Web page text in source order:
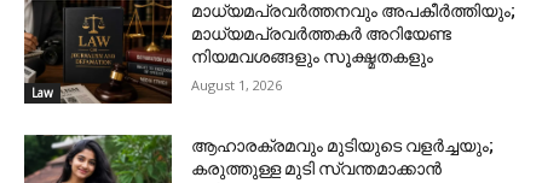
Law
മാധ്യമപ്രവർത്തനവും അപകീർത്തിയും;
മാധ്യമപ്രവർത്തകർ അറിയേണ്ട
നിയമവശങ്ങളും സൂക്ഷ്മതകളും
August 1, 2026
ആഹാരക്രമവും മുടിയുടെ വളർച്ചയും;
കരുത്തുള്ള മുടി സ്വന്തമാക്കാൻ